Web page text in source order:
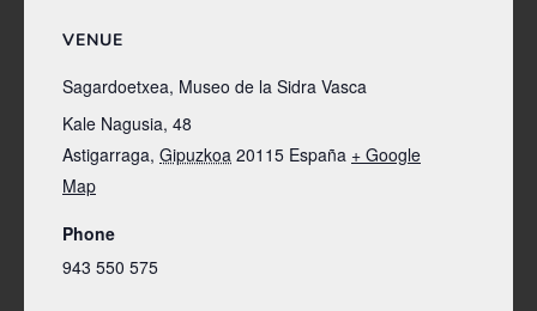
VENUE
Sagardoetxea, Museo de la Sidra Vasca
Kale Nagusia, 48
Astigarraga, Gipuzkoa 20115 España + Google
Map
Phone
943 550 575